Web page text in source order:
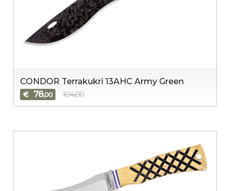
CONDOR Terrakukri 13AHC Army Green
€ 78,00 104,00